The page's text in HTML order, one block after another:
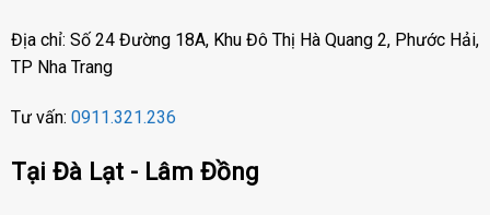
Địa chỉ: Số 24 Đường 18A, Khu Đô Thị Hà Quang 2, Phước Hải,
TP Nha Trang
Tư vấn: 0911.321.236
Tại Đà Lạt - Lâm Đồng